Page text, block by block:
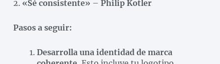
2. «Sé consistente» – Philip Kotler
Pasos a seguir:
Desarrolla una identidad de marca